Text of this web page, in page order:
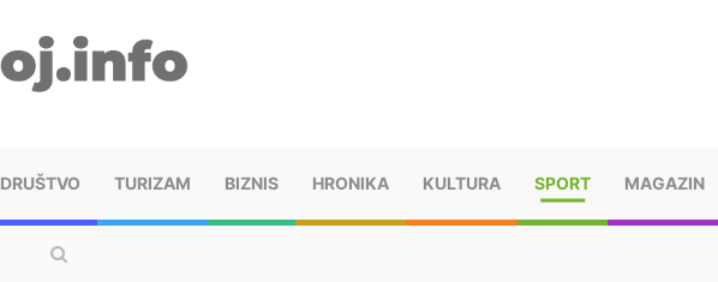
DRUŠTVO TURIZAM BIZNIS HRONIKA KULTURA SPORT MAGAZIN